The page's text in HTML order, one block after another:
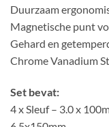
Duurzaam
Magnetische punt
Gehard en
Chrome Vanadium
Set bevat:
4 x Sleuf – 3.0 x